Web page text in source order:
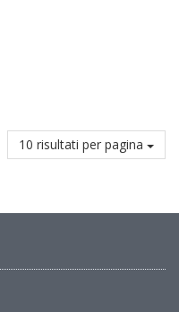
10 risultati per pagina